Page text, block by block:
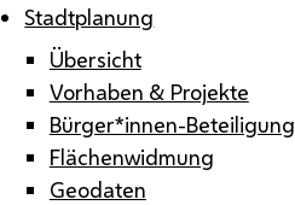
Stadtplanung
Übersicht
Vorhaben & Projekte
Bürger*innen-Beteiligung
Flächenwidmung
Geodaten